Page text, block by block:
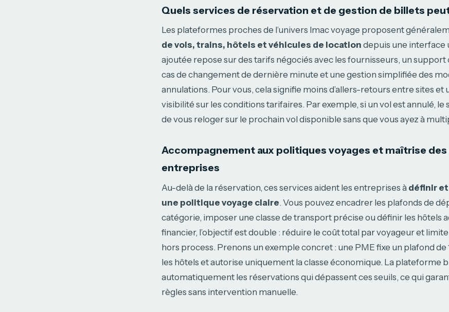
Quels services de réservation et de gestion de billets
Les plateformes proches de l’univers lmac voyage proposent
de vols, trains, hôtels et véhicules de location depuis une interface
ajoutée repose sur des tarifs négociés avec les fournisseurs, un
cas de changement de dernière minute et une gestion simplifiée des
annulations. Pour vous, cela signifie moins d’allers-retours entre sites et
visibilité sur les conditions tarifaires. Par exemple, si un vol est annulé, le
de vous reloger sur le prochain vol disponible sans que vous ayez à
Accompagnement aux politiques voyages et maîtrise
entreprises
Au-delà de la réservation, ces services aident les entreprises à définir
une politique voyage claire. Vous pouvez encadrer les plafonds de
catégorie, imposer une classe de transport précise ou définir les hôtels
financier, l’objectif est double : réduire le coût total par voyageur et
hors process. Prenons un exemple concret : une PME fixe un plafond
les hôtels et autorise uniquement la classe économique. La plateforme
automatiquement les réservations qui dépassent ces seuils, ce qui
règles sans intervention manuelle.